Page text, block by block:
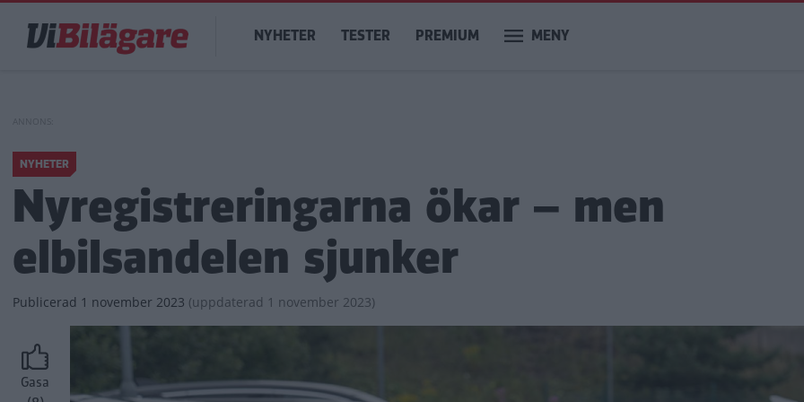
huvudinnehåll
Main
navigation
NYHETER TESTER PREMIUM MENY
NYHETER
Nyregistreringarna ökar – men
elbilsandelen sjunker
Publicerad 1 november 2023 (uppdaterad 1 november 2023)
Gasa